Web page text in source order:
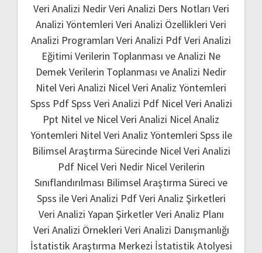
Veri Analizi NedirVeri Analizi Ders Notları Veri
Analizi Yöntemleri Veri Analizi Özellikleri Veri
Analizi Programları Veri Analizi PdfVeri Analizi
Eğitimi Verilerin Toplanması ve Analizi Ne
Demek Verilerin Toplanması ve Analizi Nedir
Nitel Veri Analizi Nicel Veri Analiz Yöntemleri
Spss PdfSpss Veri Analizi Pdf Nicel Veri Analizi
Ppt Nitel ve Nicel Veri Analizi Nicel Analiz
Yöntemleri Nitel Veri Analiz Yöntemleri Spss ile
Bilimsel Araştırma Sürecinde Nicel Veri Analizi
Pdf Nicel Veri Nedir Nicel Verilerin
Sınıflandırılması Bilimsel Araştırma Süreci ve
Spss ile Veri Analizi PdfVeri Analiz Şirketleri
Veri Analizi Yapan ŞirketlerVeri Analiz Planı
Veri Analizi Örnekleri Veri Analizi Danışmanlığı
İstatistik Araştırma Merkezi İstatistik Atolyesi